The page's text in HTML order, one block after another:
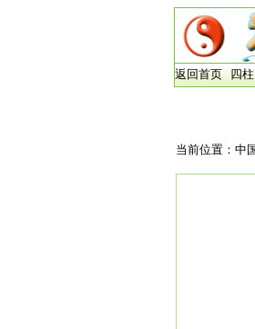
返回首页 四
当前位置： 中